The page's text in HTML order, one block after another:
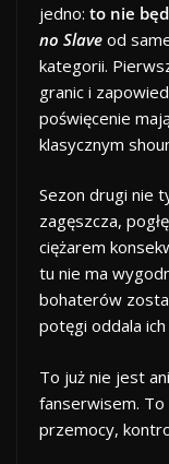
jedno: to nie
no Slave od
kategorii.
granic i
poświęcenie
klasycznym
Sezon drugi nie
zagęszcza,
ciężarem
tu nie ma
bohaterów
potęgi oddala
To już nie jest
fanserwisem.
przemocy,